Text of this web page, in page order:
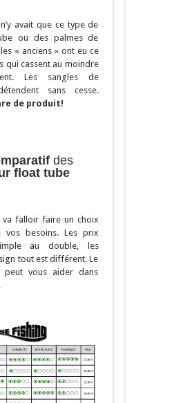
avait que ce type de
ou des palmes de
« anciens » ont eu ce
qui cassent au moindre
Les sangles de
sans cesse.
de produit!
des
float tube
falloir faire un choix
vos besoins. Les prix
au double, les
tout est différent. Le
peut vous aider dans